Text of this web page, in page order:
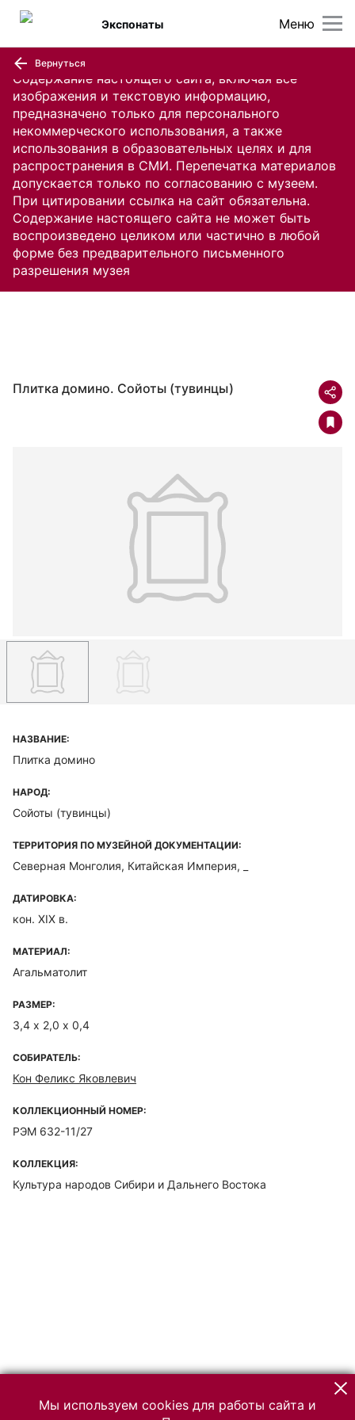
Содержание настоящего сайта, включая все
изображения и текстовую информацию,
предназначено только для персонального
некоммерческого использования, а также
использования в образовательных целях и для
распространения в СМИ. Перепечатка материалов
допускается только по согласованию с музеем.
При цитировании ссылка на сайт обязательна.
Содержание настоящего сайта не может быть
воспроизведено целиком или частично в любой
форме без предварительного письменного
разрешения музея
Меню
Экспонаты
Вернуться
Плитка домино. Сойоты (тувинцы)
НАЗВАНИЕ:
Плитка домино
НАРОД:
Сойоты (тувинцы)
ТЕРРИТОРИЯ ПО МУЗЕЙНОЙ ДОКУМЕНТАЦИИ:
Северная Монголия, Китайская Империя, _
ДАТИРОВКА:
кон. XIX в.
МАТЕРИАЛ:
Агальматолит
РАЗМЕР:
3,4 х 2,0 х 0,4
СОБИРАТЕЛЬ:
Кон Феликс Яковлевич
КОЛЛЕКЦИОННЫЙ НОМЕР:
РЭМ 632-11/27
КОЛЛЕКЦИЯ:
Культура народов Сибири и Дальнего Востока
Мы используем cookies для работы сайта и